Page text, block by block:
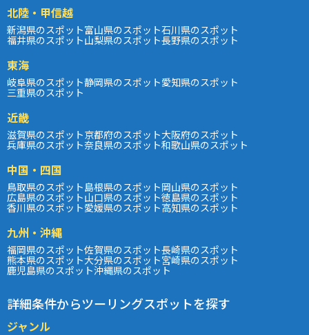
北陸・甲信越
新潟県のスポット富山県のスポット石川県のスポット
福井県のスポット山梨県のスポット長野県のスポット
東海
岐阜県のスポット静岡県のスポット愛知県のスポット
三重県のスポット
近畿
滋賀県のスポット京都府のスポット大阪府のスポット
兵庫県のスポット奈良県のスポット和歌山県のスポット
中国・四国
鳥取県のスポット島根県のスポット岡山県のスポット
広島県のスポット山口県のスポット徳島県のスポット
香川県のスポット愛媛県のスポット高知県のスポット
九州・沖縄
福岡県のスポット佐賀県のスポット長崎県のスポット
熊本県のスポット大分県のスポット宮崎県のスポット
鹿児島県のスポット沖縄県のスポット
詳細条件からツーリングスポットを探す
ジャンル